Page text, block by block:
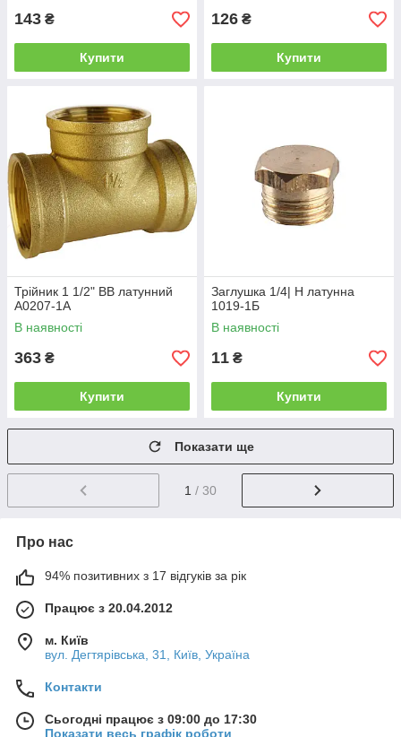
143 ₴
Купити
126 ₴
Купити
Трійник 1 1/2" ВВ латунний
A0207-1А
В наявності
363 ₴
Купити
Заглушка 1/4| Н латунна
1019-1Б
В наявності
11 ₴
Купити
Показати ще
1 / 30
Про нас
94% позитивних з 17 відгуків за рік
Працює з 20.04.2012
м. Київ
вул. Дегтярівська, 31, Київ, Україна
Контакти
Сьогодні працює з 09:00 до 17:30
Показати весь графік роботи